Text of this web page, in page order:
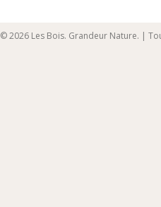
© 2026 Les Bois. Grandeur Nature. |